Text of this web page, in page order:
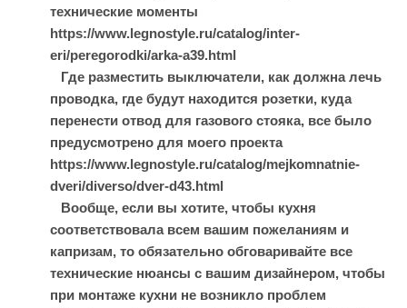
технические моменты
https://www.legnostyle.ru/catalog/inter-
eri/peregorodki/arka-a39.html
Где разместить выключатели, как должна лечь
проводка, где будут находится розетки, куда
перенести отвод для газового стояка, все было
предусмотрено для моего проекта
https://www.legnostyle.ru/catalog/mejkomnatnie-
dveri/diverso/dver-d43.html
Вообще, если вы хотите, чтобы кухня
соответствовала всем вашим пожеланиям и
капризам, то обязательно обговаривайте все
технические нюансы с вашим дизайнером, чтобы
при монтаже кухни не возникло проблем